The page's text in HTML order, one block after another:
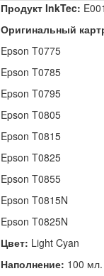
Продукт InkTec:
Оригинальный
Epson T0775
Epson T0785
Epson T0795
Epson T0805
Epson T0815
Epson T0825
Epson T0855
Epson T0815N
Epson T0825N
Цвет: Light Cyan
Наполнение: 100 мл.